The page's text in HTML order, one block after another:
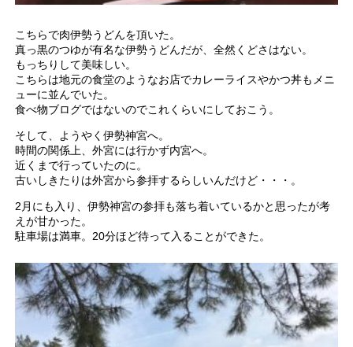
こちらで肉伊勢うどんを頂いた。
真っ黒のつゆが有名な伊勢うどんだが、全然くどさはない。
もっちりして美味しい。
こちらは地元の食堂のようなお店でカレーライスやかつ丼もメニ
ューに並んでいた。
食べ物ブログではないのでこれくらいにしておこう。
そして、ようやく伊勢神宮へ。
時間の関係上、外宮には行かず内宮へ。
近くまで行っていたのに。
古いしきたりは外宮から参拝するらしいんだけど・・・。
2月にも入り、伊勢神宮の参拝も落ち着いているかと思ったが考
えが甘かった。
駐車場は満車。20分ほど待って入ることができた。